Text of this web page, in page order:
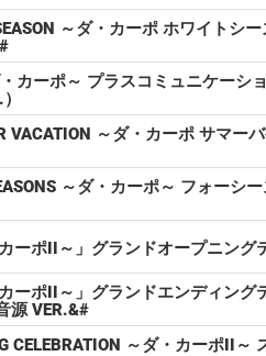
～ダ・カーポ ホワイトシ
カーポ～ プラスコミュニケーシ
VACATION ～ダ・カーポ サマー
～ダ・カーポ～ フォーシ
ーポII～」グランドオープニング
ーポII～」グランドエンディング
源 VER.&#
CELEBRATION ～ダ・カーポII～